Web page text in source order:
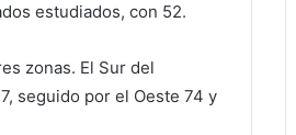
estudiados, con 52.
zonas. El Sur del
seguido por el Oeste 74 y